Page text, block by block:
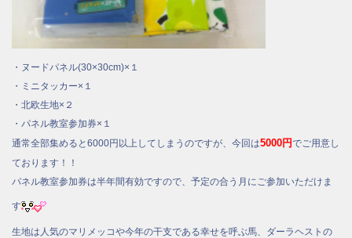
・ヌードパネル(30×30cm)×１
・ミニタッカー×１
・北欧生地×２
・パネル教室参加券×１
通常全部集めると6000円以上してしまうのですが、今回は5000円でご用意し
ております！！
パネル教室参加券は半年間有効ですので、予定の合う月にご参加いただけま
す
生地は人気のマリメッコや今年の干支である幸せを呼ぶ馬、ダーラヘストの